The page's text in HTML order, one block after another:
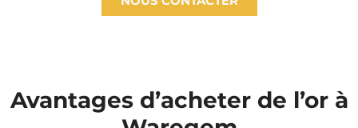
Avantages d’acheter de l’or à